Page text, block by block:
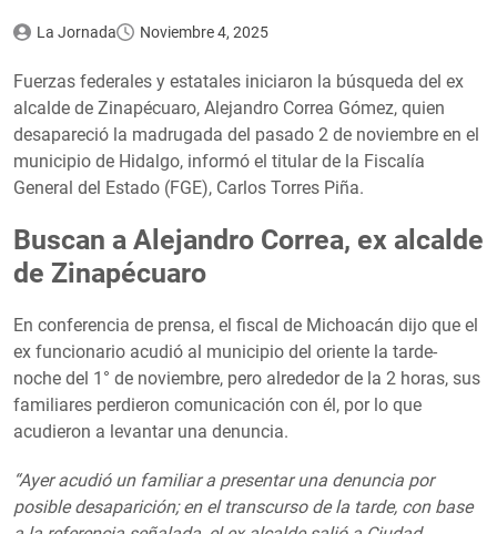
La Jornada Noviembre 4, 2025
Fuerzas federales y estatales iniciaron la búsqueda del ex
alcalde de Zinapécuaro, Alejandro Correa Gómez, quien
desapareció la madrugada del pasado 2 de noviembre en el
municipio de Hidalgo, informó el titular de la Fiscalía
General del Estado (FGE), Carlos Torres Piña.
Buscan a Alejandro Correa, ex alcalde
de Zinapécuaro
En conferencia de prensa, el fiscal de Michoacán dijo que el
ex funcionario acudió al municipio del oriente la tarde-
noche del 1° de noviembre, pero alrededor de la 2 horas, sus
familiares perdieron comunicación con él, por lo que
acudieron a levantar una denuncia.
“Ayer acudió un familiar a presentar una denuncia por
posible desaparición; en el transcurso de la tarde, con base